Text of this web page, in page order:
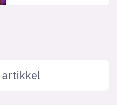
artikkel